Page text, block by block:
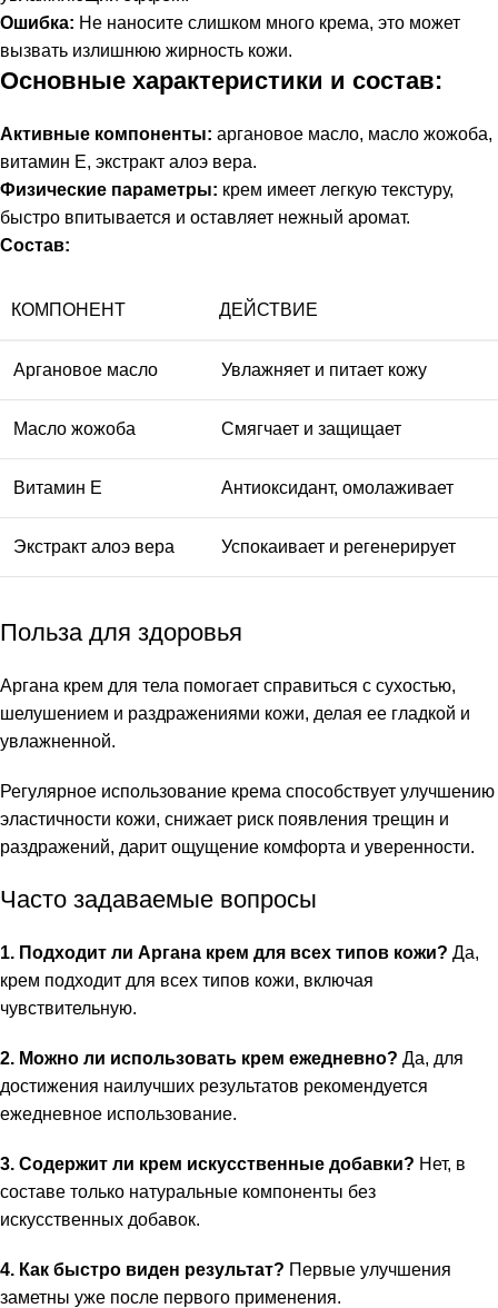
Ошибка: Не наносите слишком много крема, это может
вызвать излишнюю жирность кожи.
Основные характеристики и состав:
Активные компоненты: аргановое масло, масло жожоба,
витамин Е, экстракт алоэ вера.
Физические параметры: крем имеет легкую текстуру,
быстро впитывается и оставляет нежный аромат.
Состав:
КОМПОНЕНТ ДЕЙСТВИЕ
Аргановое масло Увлажняет и питает кожу
Масло жожоба Смягчает и защищает
Витамин Е Антиоксидант, омолаживает
Экстракт алоэ вера Успокаивает и регенерирует
Польза для здоровья
Аргана крем для тела помогает справиться с сухостью,
шелушением и раздражениями кожи, делая ее гладкой и
увлажненной.
Регулярное использование крема способствует улучшению
эластичности кожи, снижает риск появления трещин и
раздражений, дарит ощущение комфорта и уверенности.
Часто задаваемые вопросы
1. Подходит ли Аргана крем для всех типов кожи? Да,
крем подходит для всех типов кожи, включая
чувствительную.
2. Можно ли использовать крем ежедневно? Да, для
достижения наилучших результатов рекомендуется
ежедневное использование.
3. Содержит ли крем искусственные добавки? Нет, в
составе только натуральные компоненты без
искусственных добавок.
4. Как быстро виден результат? Первые улучшения
заметны уже после первого применения.